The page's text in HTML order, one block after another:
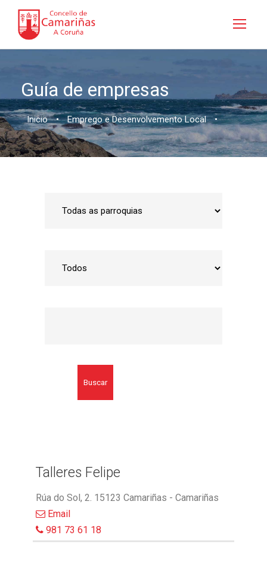
Guía de empresas
Inicio • Emprego e Desenvolvemento Local •
Buscar
Talleres Felipe
Rúa do Sol, 2. 15123 Camariñas - Camariñas
Email
981 73 61 18